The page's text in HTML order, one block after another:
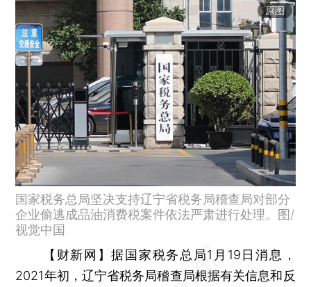
原图
国家税务总局坚决支持辽宁省税务局稽查局对部分
企业偷逃成品油消费税案件依法严肃进行处理。图/
视觉中国
【财新网】据国家税务总局1月19日消息，
2021年初，辽宁省税务局稽查局根据有关信息和反